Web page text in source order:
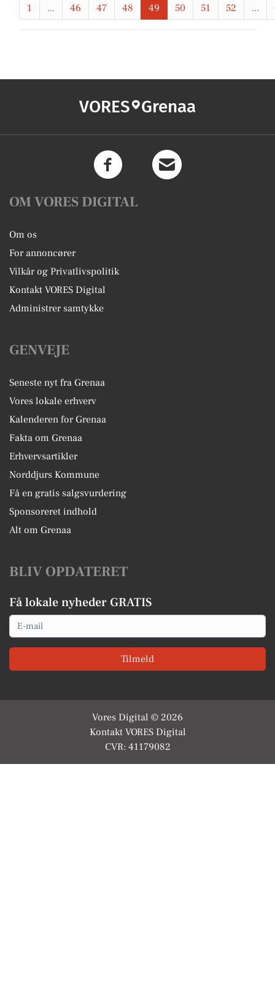
1 ... 46 47 48 49 50 51 52 ...
VORES Grenaa
OM VORES DIGITAL
Om os
For annoncører
Vilkår og Privatlivspolitik
Kontakt VORES Digital
Administrer samtykke
GENVEJE
Seneste nyt fra Grenaa
Vores lokale erhverv
Kalenderen for Grenaa
Fakta om Grenaa
Erhvervsartikler
Norddjurs Kommune
Få en gratis salgsvurdering
Sponsoreret indhold
Alt om Grenaa
BLIV OPDATERET
Få lokale nyheder GRATIS
Email
Tilmeld
Vores Digital © 2026
Kontakt VORES Digital
CVR: 41179082